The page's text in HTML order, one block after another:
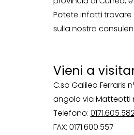
Potete infatti trovare
sulla nostra
Vieni a
C.so Galileo Ferraris
angolo via Matteotti
Telefono:
FAX: 0171.600.557